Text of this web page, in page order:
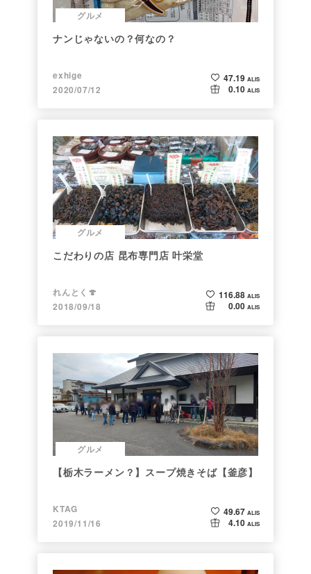
グルメ
ナンじゃないの？何なの？
exhige
2020/07/12
47.19 ALIS
0.10 ALIS
グルメ
こだわりの店 昆布専門店 叶栄堂
れんとく🍄
2018/09/18
116.88 ALIS
0.00 ALIS
グルメ
【栃木ラーメン？】スープ焼きそば【釜彦】
KTAG
2019/11/16
49.67 ALIS
4.10 ALIS